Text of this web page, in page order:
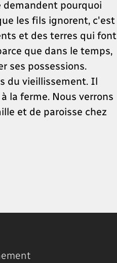
demandent pourquoi
les fils ignorent, c'est
et des terres qui font
que dans le temps,
ses possessions.
du vieillissement. Il
la ferme. Nous verrons
et de paroisse chez